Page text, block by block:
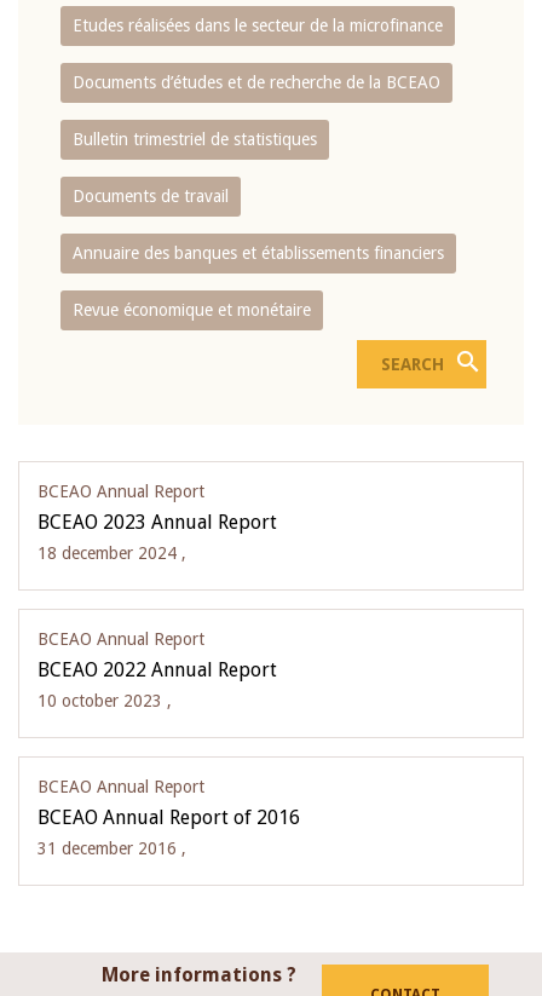
Etudes réalisées dans le secteur de la microfinance
Documents d’études et de recherche de la BCEAO
Bulletin trimestriel de statistiques
Documents de travail
Annuaire des banques et établissements financiers
Revue économique et monétaire
BCEAO Annual Report
BCEAO 2023 Annual Report
18 december 2024 ,
BCEAO Annual Report
BCEAO 2022 Annual Report
10 october 2023 ,
BCEAO Annual Report
BCEAO Annual Report of 2016
31 december 2016 ,
More informations ?